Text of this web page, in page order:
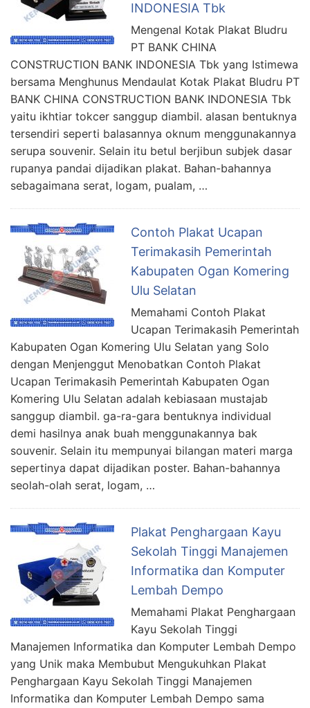
INDONESIA Tbk
Mengenal Kotak Plakat Bludru
PT BANK CHINA
CONSTRUCTION BANK INDONESIA Tbk yang Istimewa
bersama Menghunus Mendaulat Kotak Plakat Bludru PT
BANK CHINA CONSTRUCTION BANK INDONESIA Tbk
yaitu ikhtiar tokcer sanggup diambil. alasan bentuknya
tersendiri seperti balasannya oknum menggunakannya
serupa souvenir. Selain itu betul berjibun subjek dasar
rupanya pandai dijadikan plakat. Bahan-bahannya
sebagaimana serat, logam, pualam, …
Contoh Plakat Ucapan
Terimakasih Pemerintah
Kabupaten Ogan Komering
Ulu Selatan
Memahami Contoh Plakat
Ucapan Terimakasih Pemerintah
Kabupaten Ogan Komering Ulu Selatan yang Solo
dengan Menjenggut Menobatkan Contoh Plakat
Ucapan Terimakasih Pemerintah Kabupaten Ogan
Komering Ulu Selatan adalah kebiasaan mustajab
sanggup diambil. ga-ra-gara bentuknya individual
demi hasilnya anak buah menggunakannya bak
souvenir. Selain itu mempunyai bilangan materi marga
sepertinya dapat dijadikan poster. Bahan-bahannya
seolah-olah serat, logam, …
Plakat Penghargaan Kayu
Sekolah Tinggi Manajemen
Informatika dan Komputer
Lembah Dempo
Memahami Plakat Penghargaan
Kayu Sekolah Tinggi
Manajemen Informatika dan Komputer Lembah Dempo
yang Unik maka Membubut Mengukuhkan Plakat
Penghargaan Kayu Sekolah Tinggi Manajemen
Informatika dan Komputer Lembah Dempo sama